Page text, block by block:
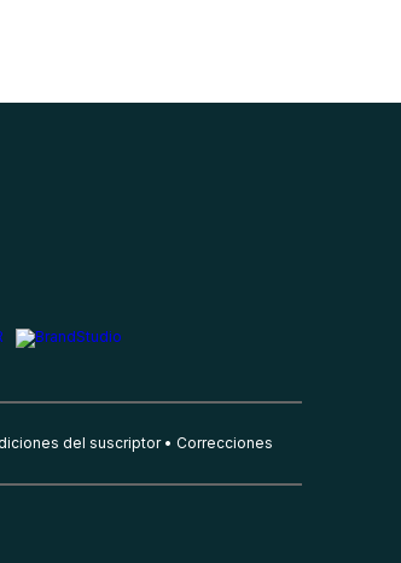
del suscriptor Correcciones